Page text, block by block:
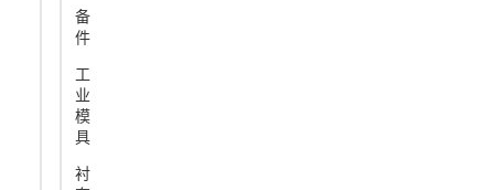
备
件
工
业
模
具
衬